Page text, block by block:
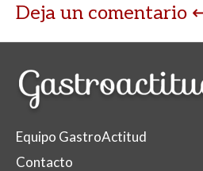
Deja un comentario
Equipo GastroActitud
Contacto